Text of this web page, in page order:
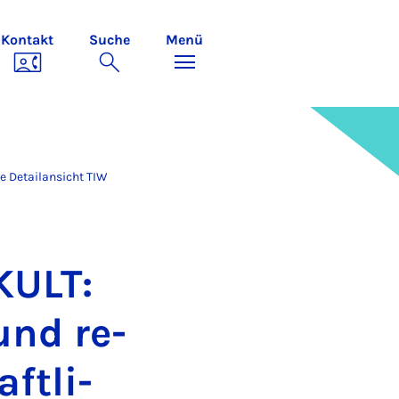
Kontakt Suche Menü
Detailansicht TIW
re­